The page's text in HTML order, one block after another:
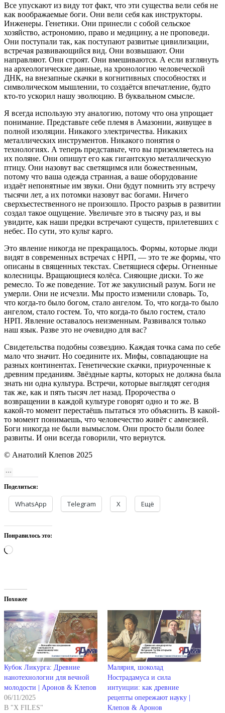
Все упускают из виду тот факт, что эти существа вели себя не
как воображаемые боги. Они вели себя как инструкторы.
Инженеры. Генетики. Они принесли с собой сельское
хозяйство, астрономию, право и медицину, а не проповеди.
Они поступали так, как поступают развитые цивилизации,
встречая развивающийся вид. Они возвышают. Они
направляют. Они строят. Они вмешиваются. А если взглянуть
на археологические данные, на хронологию человеческой
ДНК, на внезапные скачки в когнитивных способностях и
символическом мышлении, то создаётся впечатление, будто
кто-то ускорил нашу эволюцию. В буквальном смысле.
Я всегда использую эту аналогию, потому что она упрощает
понимание. Представьте себе племя в Амазонии, живущее в
полной изоляции. Никакого электричества. Никаких
металлических инструментов. Никакого понятия о
технологиях. А теперь представьте, что вы приземляетесь на
их поляне. Они опишут его как гигантскую металлическую
птицу. Они назовут вас светящимся или божественным,
потому что ваша одежда странная, а ваше оборудование
издаёт непонятные им звуки. Они будут помнить эту встречу
тысячи лет, а их потомки назовут вас богами. Ничего
сверхъестественного не произошло. Просто разрыв в развитии
создал такое ощущение. Увеличьте это в тысячу раз, и вы
увидите, как наши предки встречают существ, прилетевших с
небес. По сути, это культ карго.
Это явление никогда не прекращалось. Формы, которые люди
видят в современных встречах с НРП, — это те же формы, что
описаны в священных текстах. Светящиеся сферы. Огненные
колесницы. Вращающиеся колёса. Сияющие диски. То же
ремесло. То же поведение. Тот же закулисный разум. Боги не
умерли. Они не исчезли. Мы просто изменили словарь. То,
что когда-то было богом, стало ангелом. То, что когда-то было
ангелом, стало гостем. То, что когда-то было гостем, стало
НРП. Явление оставалось неизменным. Развивался только
наш язык. Разве это не очевидно для вас?
Свидетельства подобны созвездию. Каждая точка сама по себе
мало что значит. Но соедините их. Мифы, совпадающие на
разных континентах. Генетические скачки, приуроченные к
древним преданиям. Звёздные карты, которых не должна была
знать ни одна культура. Встречи, которые выглядят сегодня
так же, как и пять тысяч лет назад. Пророчества о
возвращении в каждой культуре говорят одно и то же. В
какой-то момент перестаёшь пытаться это объяснить. В какой-
то момент понимаешь, что человечество живёт с амнезией.
Боги никогда не были вымыслом. Они просто были более
развиты. И они всегда говорили, что вернутся.
© Анатолий Клепов 2025
Поделиться:
WhatsApp Telegram X Ещё
Понравилось это:
Загрузка…
Похожее
Кубок Ликурга: Древние
нанотехнологии для вечной
молодости | Аронов & Клепов
06/11/2025
В "X FILES"
Малярия, шоколад
Нострадамуса и сила
интуиции: как древние
рецепты опережают науку |
Клепов & Аронов